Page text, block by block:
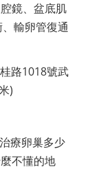
鏡、盆底肌
輸卵管復通
路1018號武
)
療卵巢多少
不懂的地